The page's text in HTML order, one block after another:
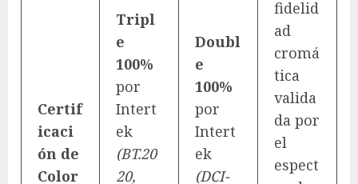
Certif
icaci
ón de
Color
Tripl
e
100%
por
Intert
ek
(BT.20
20,
Doubl
e
100%
por
Intert
ek
(DCI-
fidelid
ad
cromá
tica
valida
da por
el
espect